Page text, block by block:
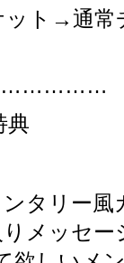
ット→通
典
タリー
りメッセ